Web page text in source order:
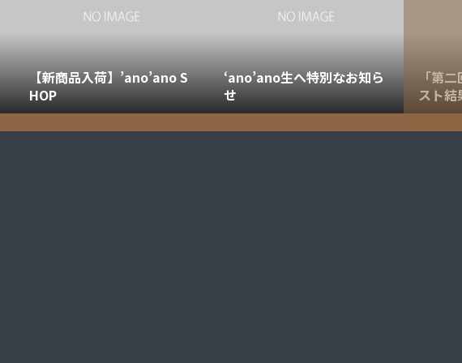
【新商品入荷】’ano’ano S
HOP
‘ano’ano生へ特別なお知ら
せ
「第
スト結